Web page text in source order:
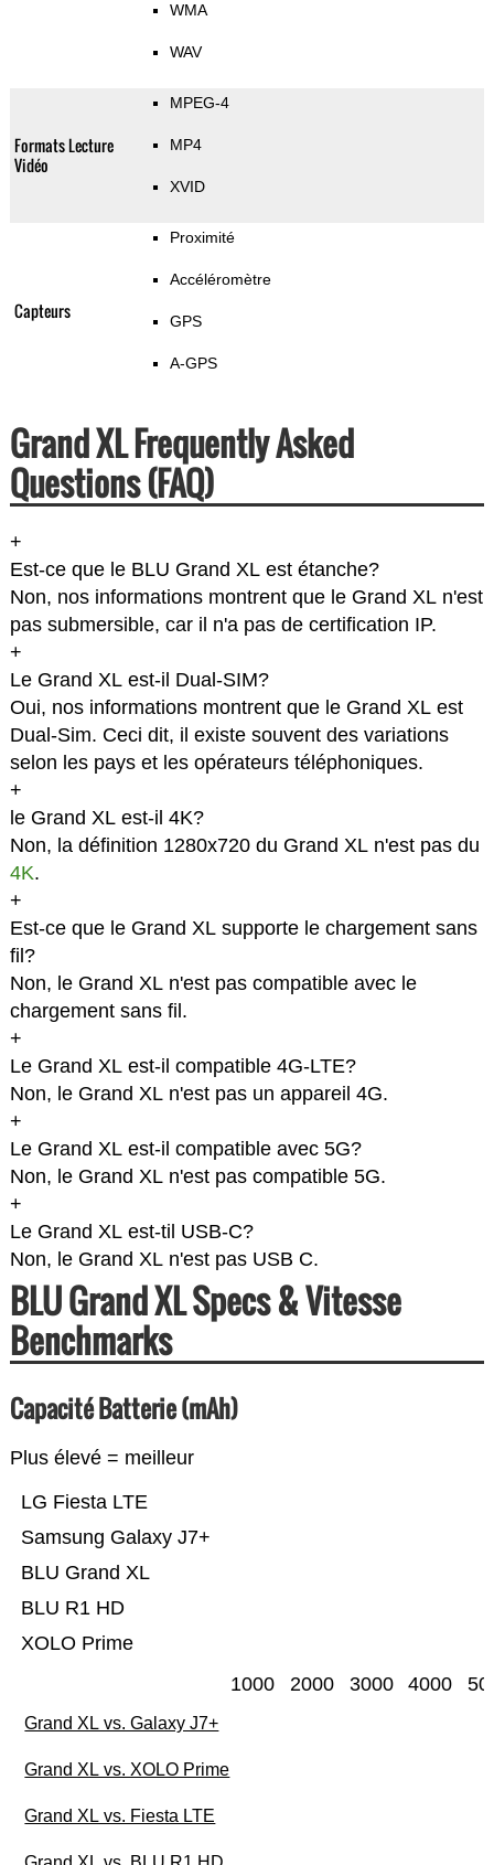
WMA
WAV
Formats Lecture
Vidéo
MPEG-4
MP4
XVID
Capteurs
Proximité
Accéléromètre
GPS
A-GPS
Grand XL Frequently Asked
Questions (FAQ)
+
Est-ce que le BLU Grand XL est étanche?
Non, nos informations montrent que le Grand XL n'est
pas submersible, car il n'a pas de certification IP.
+
Le Grand XL est-il Dual-SIM?
Oui, nos informations montrent que le Grand XL est
Dual-Sim. Ceci dit, il existe souvent des variations
selon les pays et les opérateurs téléphoniques.
+
le Grand XL est-il 4K?
Non, la définition 1280x720 du Grand XL n'est pas du
4K.
+
Est-ce que le Grand XL supporte le chargement sans
fil?
Non, le Grand XL n'est pas compatible avec le
chargement sans fil.
+
Le Grand XL est-il compatible 4G-LTE?
Non, le Grand XL n'est pas un appareil 4G.
+
Le Grand XL est-il compatible avec 5G?
Non, le Grand XL n'est pas compatible 5G.
+
Le Grand XL est-til USB-C?
Non, le Grand XL n'est pas USB C.
BLU Grand XL Specs & Vitesse
Benchmarks
Capacité Batterie (mAh)
Plus élevé = meilleur
XOLO Prime
BLU R1 HD
BLU Grand XL
Samsung Galaxy J7+
LG Fiesta LTE
1000 2000 3000 4000
Grand XL vs. Galaxy J7+
Grand XL vs. XOLO Prime
Grand XL vs. Fiesta LTE